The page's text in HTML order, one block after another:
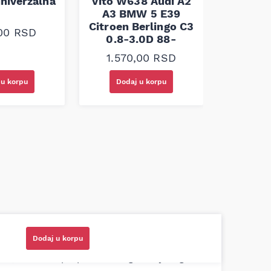
RSD
korpu
A3 BMW 5 E39
Citroen Berlingo C3
0.8-3.0D 88-
1.570,00 RSD
Dodaj u korpu
Dodaj u korpu
prodavci. Nisam bio siguran koji je
cilindra bio potreban za moju Tojotu,